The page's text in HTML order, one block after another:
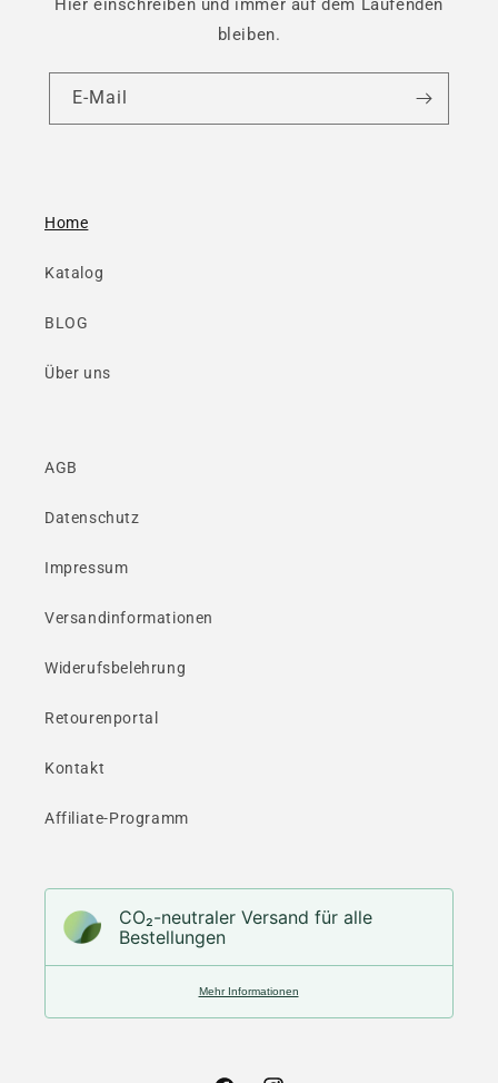
Hier einschreiben und immer auf dem Laufenden
bleiben.
E-Mail
Home
Katalog
BLOG
Über uns
AGB
Datenschutz
Impressum
Versandinformationen
Widerufsbelehrung
Retourenportal
Kontakt
Affiliate-Programm
CO₂-neu­t­raler Versand für alle
Bestellungen
Mehr Informationen